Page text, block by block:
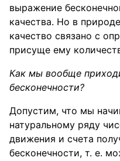
выражение
качества. Но в
качество связано с
присуще ему
Как мы вообще
бесконечности?
Допустим, что мы
натуральному ряду
движения и счета
бесконечности, т. е.